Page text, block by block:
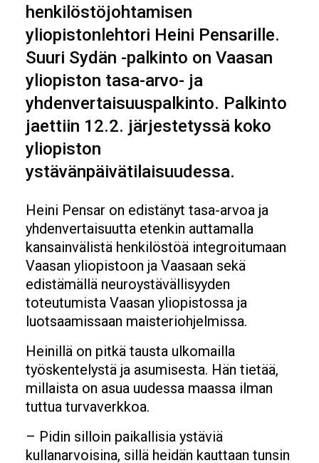
henkilöstöjohtamisen
yliopistonlehtori Heini Pensarille.
Suuri Sydän -palkinto on Vaasan
yliopiston tasa-arvo- ja
yhdenvertaisuuspalkinto. Palkinto
jaettiin 12.2. järjestetyssä koko
yliopiston
ystävänpäivätilaisuudessa.
Heini Pensar on edistänyt tasa-arvoa ja
yhdenvertaisuutta etenkin auttamalla
kansainvälistä henkilöstöä integroitumaan
Vaasan yliopistoon ja Vaasaan sekä
edistämällä neuroystävällisyyden
toteutumista Vaasan yliopistossa ja
luotsaamissaan maisteriohjelmissa.
Heinillä on pitkä tausta ulkomailla
työskentelystä ja asumisesta. Hän tietää,
millaista on asua uudessa maassa ilman
tuttua turvaverkkoa.
– Pidin silloin paikallisia ystäviä
kullanarvoisina, sillä heidän kauttaan tunsin